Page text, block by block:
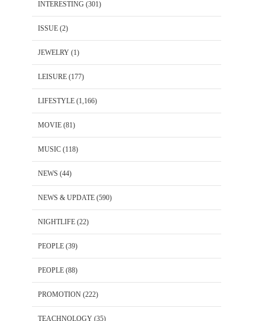
INTERESTING (301)
ISSUE (2)
JEWELRY (1)
LEISURE (177)
LIFESTYLE (1,166)
MOVIE (81)
MUSIC (118)
NEWS (44)
NEWS & UPDATE (590)
NIGHTLIFE (22)
PEOPLE (39)
PEOPLE (88)
PROMOTION (222)
TEACHNOLOGY (35)